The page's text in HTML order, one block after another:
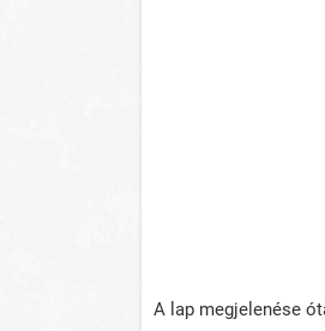
A lap megjelenése